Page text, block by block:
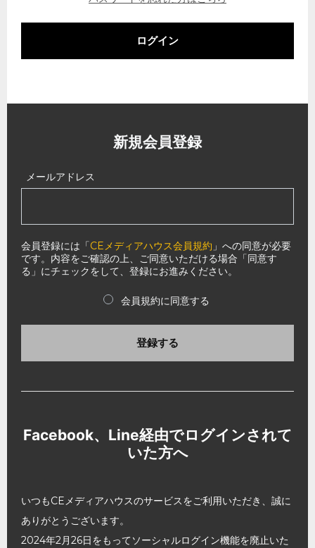
ログイン
新規会員登録
メールアドレス
会員登録には「CEメディアハウス会員規約 」への同意が必要
です。内容をご確認の上、ご同意いただける場合「同意す
る」にチェックをして、登録にお進みください。
会員規約に同意する
登録する
Facebook、Line経由でログインされて
いた方へ
いつもCEメディアハウスのサービスをご利用いただき、誠に
ありがとうございます。
2024年2月26日をもってソーシャルログイン機能を廃止いた